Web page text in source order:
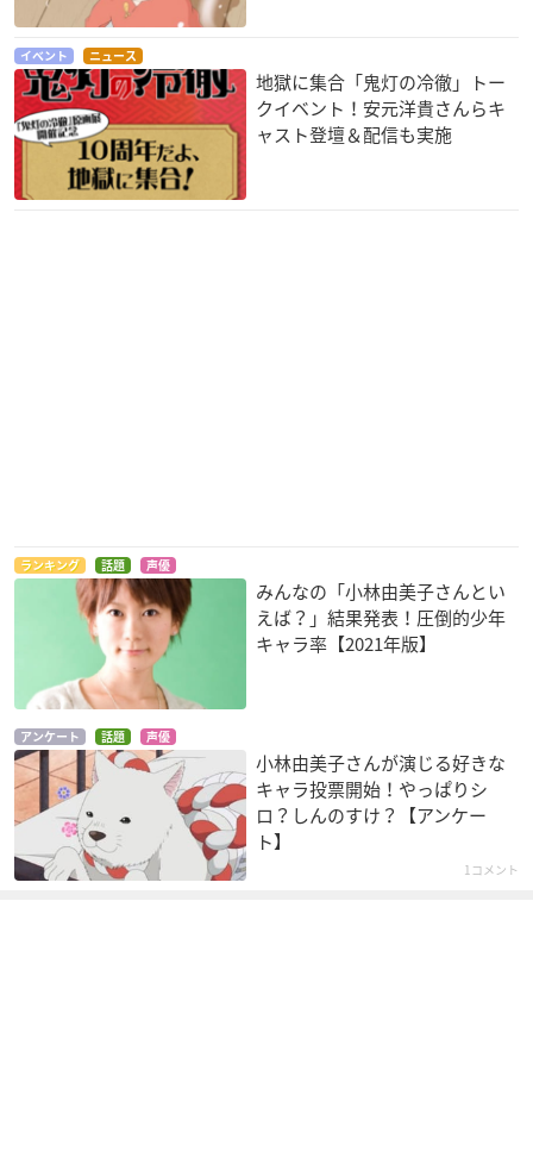
シロ
3シリーズ)
うっかりペネロペ 第
2シリーズ
ストロンボリ
こんにちは アン ～B
efore Green Gables
ホーレス
バスカッシュ!
ベル・リンドン
イベント ニュース
地獄に集合「鬼灯の冷徹」トー
クイベント！安元洋貴さんらキ
ャスト登壇＆配信も実施
ランキング 話題 声優
みんなの「小林由美子さんとい
えば？」結果発表！圧倒的少年
キャラ率【2021年版】
アンケート 話題 声優
小林由美子さんが演じる好きな
キャラ投票開始！やっぱりシ
ロ？しんのすけ？【アンケー
ト】
1コメント